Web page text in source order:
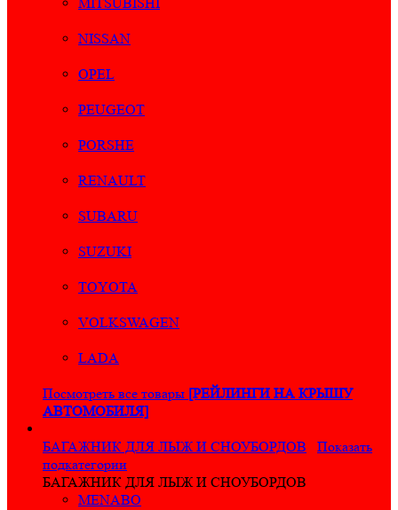
MITSUBISHI
NISSAN
OPEL
PEUGEOT
PORSHE
RENAULT
SUBARU
SUZUKI
TOYOTA
VOLKSWAGEN
LADA
Посмотреть все товары [РЕЙЛИНГИ НА КРЫШУ
АВТОМОБИЛЯ]
БАГАЖНИК ДЛЯ ЛЫЖ И СНОУБОРДОВ
Показать
подкатегории
БАГАЖНИК ДЛЯ ЛЫЖ И СНОУБОРДОВ
MENABO